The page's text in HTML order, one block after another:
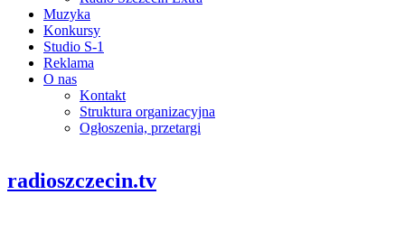
Muzyka
Konkursy
Studio S-1
Reklama
O nas
Kontakt
Struktura organizacyjna
Ogłoszenia, przetargi
radioszczecin.tv